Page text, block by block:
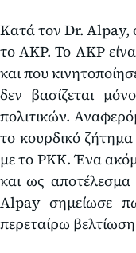
Κατά τον Dr. Alpay,
το AKP. Το AKP
και που
δεν βασίζεται
πολιτικών.
το κουρδικό
με το PKK. Ένα
και ως
Alpay σημείωσε
περεταίρω